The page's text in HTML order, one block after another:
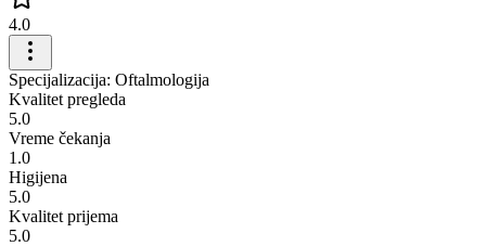
4.0
Specijalizacija: Oftalmologija
Kvalitet pregleda
5.0
Vreme čekanja
1.0
Higijena
5.0
Kvalitet prijema
5.0